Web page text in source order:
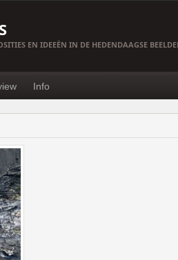
EN IDEEËN IN DE HEDENDAAGSE
Info